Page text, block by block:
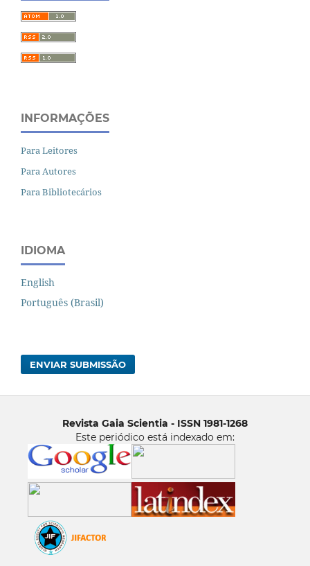
INFORMAÇÕES
Para Leitores
Para Autores
Para Bibliotecários
IDIOMA
English
Português (Brasil)
ENVIAR SUBMISSÃO
Revista Gaia Scientia - ISSN 1981-1268
Este periódico está indexado em: